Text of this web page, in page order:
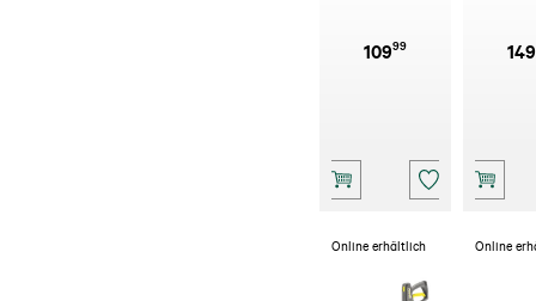
10999 149
Online erhältlich Online